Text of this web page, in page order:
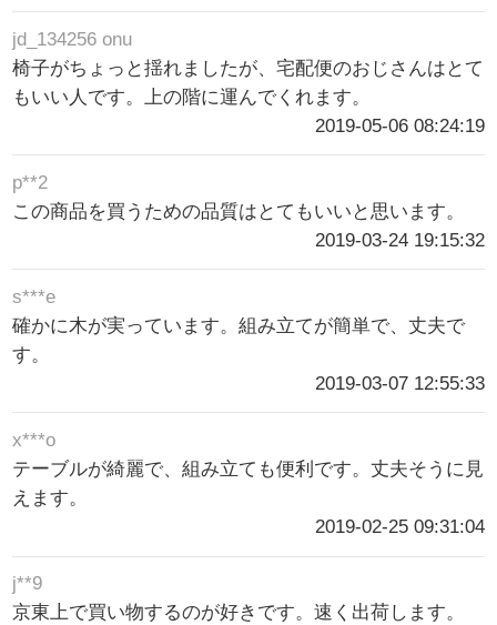
jd_134256 onu
椅子がちょっと揺れましたが、宅配便のおじさんはとて
もいい人です。上の階に運んでくれます。
2019-05-06 08:24:19
p**2
この商品を買うための品質はとてもいいと思います。
2019-03-24 19:15:32
s***e
確かに木が実っています。組み立てが簡単で、丈夫で
す。
2019-03-07 12:55:33
x***o
テーブルが綺麗で、組み立ても便利です。丈夫そうに見
えます。
2019-02-25 09:31:04
j**9
京東上で買い物するのが好きです。速く出荷します。